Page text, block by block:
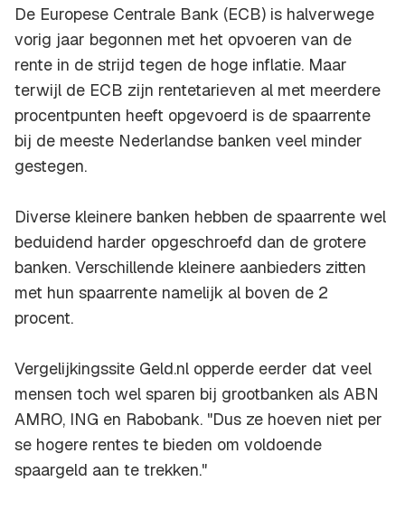
De Europese Centrale Bank (ECB) is halverwege
vorig jaar begonnen met het opvoeren van de
rente in de strijd tegen de hoge inflatie. Maar
terwijl de ECB zijn rentetarieven al met meerdere
procentpunten heeft opgevoerd is de spaarrente
bij de meeste Nederlandse banken veel minder
gestegen.
Diverse kleinere banken hebben de spaarrente wel
beduidend harder opgeschroefd dan de grotere
banken. Verschillende kleinere aanbieders zitten
met hun spaarrente namelijk al boven de 2
procent.
Vergelijkingssite Geld.nl opperde eerder dat veel
mensen toch wel sparen bij grootbanken als ABN
AMRO, ING en Rabobank. "Dus ze hoeven niet per
se hogere rentes te bieden om voldoende
spaargeld aan te trekken."